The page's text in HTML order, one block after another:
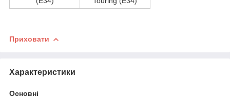
Приховати
Характеристики
Основні